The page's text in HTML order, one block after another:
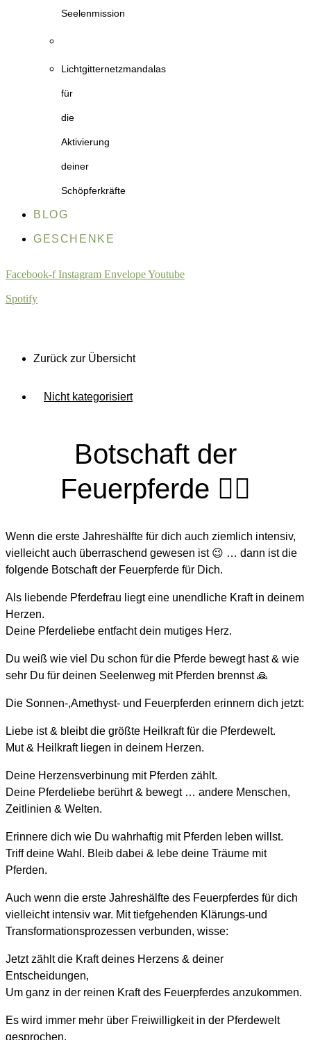
Seelenmission
Lichtgitternetzmandalas
für
die
Aktivierung
deiner
Schöpferkräfte
BLOG
GESCHENKE
Facebook-f Instagram EnvelopeYoutube
Spotify
Zurück zur Übersicht
Nicht kategorisiert
Botschaft der
Feuerpferde ❤️‍🔥
Wenn die erste Jahreshälfte für dich auch ziemlich intensiv,
vielleicht auch überraschend gewesen ist 😉 … dann ist die
folgende Botschaft der Feuerpferde für Dich.
Als liebende Pferdefrau liegt eine unendliche Kraft in deinem
Herzen.
Deine Pferdeliebe entfacht dein mutiges Herz.
Du weiß wie viel Du schon für die Pferde bewegt hast & wie
sehr Du für deinen Seelenweg mit Pferden brennst 🙏
Die Sonnen-,Amethyst- und Feuerpferden erinnern dich jetzt:
Liebe ist & bleibt die größte Heilkraft für die Pferdewelt.
Mut & Heilkraft liegen in deinem Herzen.
Deine Herzensverbinung mit Pferden zählt.
Deine Pferdeliebe berührt & bewegt … andere Menschen,
Zeitlinien & Welten.
Erinnere dich wie Du wahrhaftig mit Pferden leben willst.
Triff deine Wahl. Bleib dabei & lebe deine Träume mit
Pferden.
Auch wenn die erste Jahreshälfte des Feuerpferdes für dich
vielleicht intensiv war. Mit tiefgehenden Klärungs-und
Transformationsprozessen verbunden, wisse:
Jetzt zählt die Kraft deines Herzens & deiner
Entscheidungen,
Um ganz in der reinen Kraft des Feuerpferdes anzukommen.
Es wird immer mehr über Freiwilligkeit in der Pferdewelt
gesprochen.